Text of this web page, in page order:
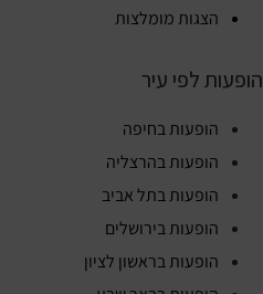
הצגות מומלצות
הופעות לפי עיר
הופעות בחיפה
הופעות בהרצליה
הופעות בתל אביב
הופעות בירושלים
הופעות בראשון לציון